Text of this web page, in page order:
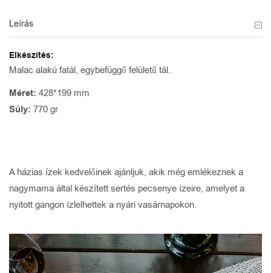
Leírás
Elkészítés:
Malac alakú fatál, egybefüggő felületű tál.
Méret: 428*199 mm
Súly: 770 gr
A házias ízek kedvelőinek ajánljuk, akik még emlékeznek a
nagymama által készített sertés pecsenye ízeire, amelyet a
nyitott gangon ízlelhettek a nyári vasárnapokon.